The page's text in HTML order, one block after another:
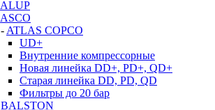
ALUP
ASCO
- ATLAS COPCO
UD+
Внутренние компрессорные
Новая линейка DD+, PD+, QD+
Старая линейка DD, PD, QD
Фильтры до 20 бар
BALSTON